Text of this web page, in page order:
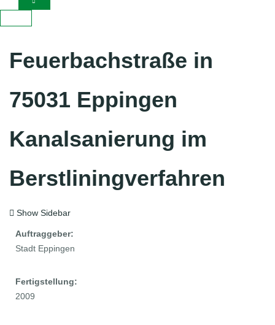
Feuerbachstraße in
75031 Eppingen
Kanalsanierung im
Berstliningverfahren
Show Sidebar
Auftraggeber:
Stadt Eppingen
Fertigstellung:
2009